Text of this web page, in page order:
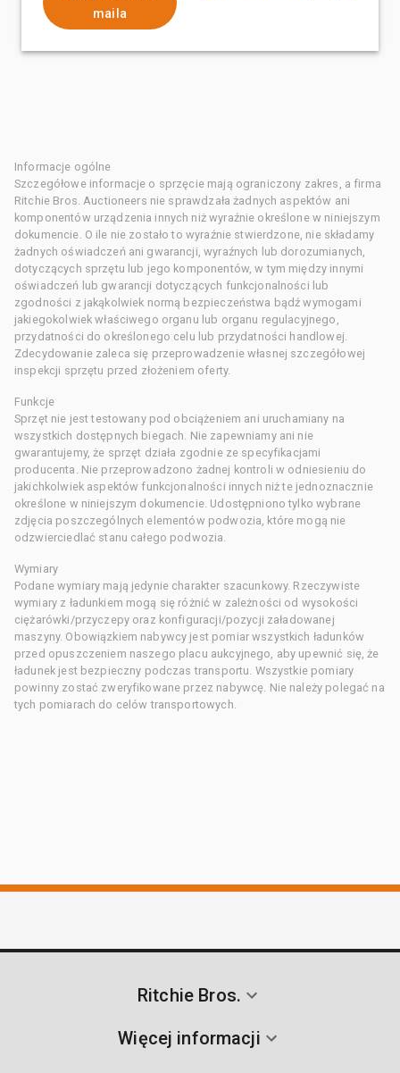
maila
Informacje ogólne
Szczegółowe informacje o sprzęcie mają ograniczony zakres, a firma
Ritchie Bros. Auctioneers nie sprawdzała żadnych aspektów ani
komponentów urządzenia innych niż wyraźnie określone w niniejszym
dokumencie. O ile nie zostało to wyraźnie stwierdzone, nie składamy
żadnych oświadczeń ani gwarancji, wyraźnych lub dorozumianych,
dotyczących sprzętu lub jego komponentów, w tym między innymi
oświadczeń lub gwarancji dotyczących funkcjonalności lub
zgodności z jakąkolwiek normą bezpieczeństwa bądź wymogami
jakiegokolwiek właściwego organu lub organu regulacyjnego,
przydatności do określonego celu lub przydatności handlowej.
Zdecydowanie zaleca się przeprowadzenie własnej szczegółowej
inspekcji sprzętu przed złożeniem oferty.
Funkcje
Sprzęt nie jest testowany pod obciążeniem ani uruchamiany na
wszystkich dostępnych biegach. Nie zapewniamy ani nie
gwarantujemy, że sprzęt działa zgodnie ze specyfikacjami
producenta. Nie przeprowadzono żadnej kontroli w odniesieniu do
jakichkolwiek aspektów funkcjonalności innych niż te jednoznacznie
określone w niniejszym dokumencie. Udostępniono tylko wybrane
zdjęcia poszczególnych elementów podwozia, które mogą nie
odzwierciedlać stanu całego podwozia.
Wymiary
Podane wymiary mają jedynie charakter szacunkowy. Rzeczywiste
wymiary z ładunkiem mogą się różnić w zależności od wysokości
ciężarówki/przyczepy oraz konfiguracji/pozycji załadowanej
maszyny. Obowiązkiem nabywcy jest pomiar wszystkich ładunków
przed opuszczeniem naszego placu aukcyjnego, aby upewnić się, że
ładunek jest bezpieczny podczas transportu. Wszystkie pomiary
powinny zostać zweryfikowane przez nabywcę. Nie należy polegać na
tych pomiarach do celów transportowych.
Ritchie Bros.
Więcej informacji